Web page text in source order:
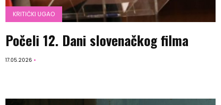
KRITIČKI UGAO
Počeli 12. Dani slovenačkog filma
17.05.2026